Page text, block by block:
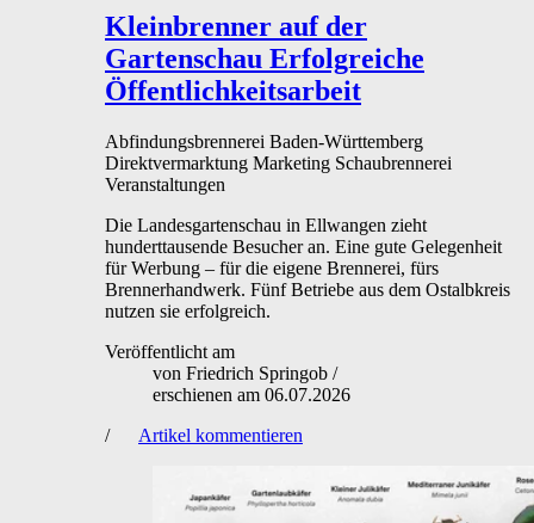
Kleinbrenner auf der
Gartenschau Erfolgreiche
Öffentlichkeitsarbeit
Abfindungsbrennerei Baden-Württemberg
Direktvermarktung Marketing Schaubrennerei
Veranstaltungen
Die Landesgartenschau in Ellwangen zieht
hunderttausende Besucher an. Eine gute Gelegenheit
für Werbung – für die eigene Brennerei, fürs
Brennerhandwerk. Fünf Betriebe aus dem Ostalbkreis
nutzen sie erfolgreich.
Veröffentlicht am
von Friedrich Springob /
erschienen am 06.07.2026
/
Artikel kommentieren